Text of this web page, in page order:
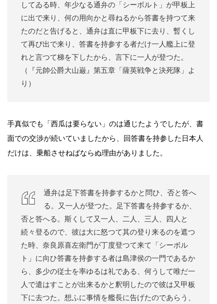
してゐる時、年少なる通弁の「シーボルト」が甲板上
に出で来り、何の用向かと尋ねるから答書を持つて来
たのだと告げると、通弁は直に甲板下に去り、暫くし
て再ぴ出で来り、答書を持参する者だけ一人艦上に登
れと言つて梯を下したから、言下に一人が登つた。
（『元帥公爵大山巌』第五章「薩英戦争と決死隊」よ
り）
手真似でも「西瓜は要らない」のは通じたようでしたが、書
面での交渉が続いていましたから、回答書を持参した日本人
だけは、乗船させねばならぬ理由がありました。
通弁は足下答書を持参するかと問ひ、否と答へ
る。又一人が登つた。足下答書を持参するか、
否と答へる。斯くして又一人、二人、三人、四人と
続々登るので、彼は大に怒つて其の登り来るのを遮つ
た時、奈良原喜左衛門が丁度登つて来て「シーボル
ト」に向ひ答書を持参する者は島津侯の一門であるか
ら、多少の従士を率ゆるは礼である、何うして唯だ一
人で遣はすことが出来るかと釈明したので彼は又甲板
下に去つた。想ふに事情を艦長に告げたのであらう、